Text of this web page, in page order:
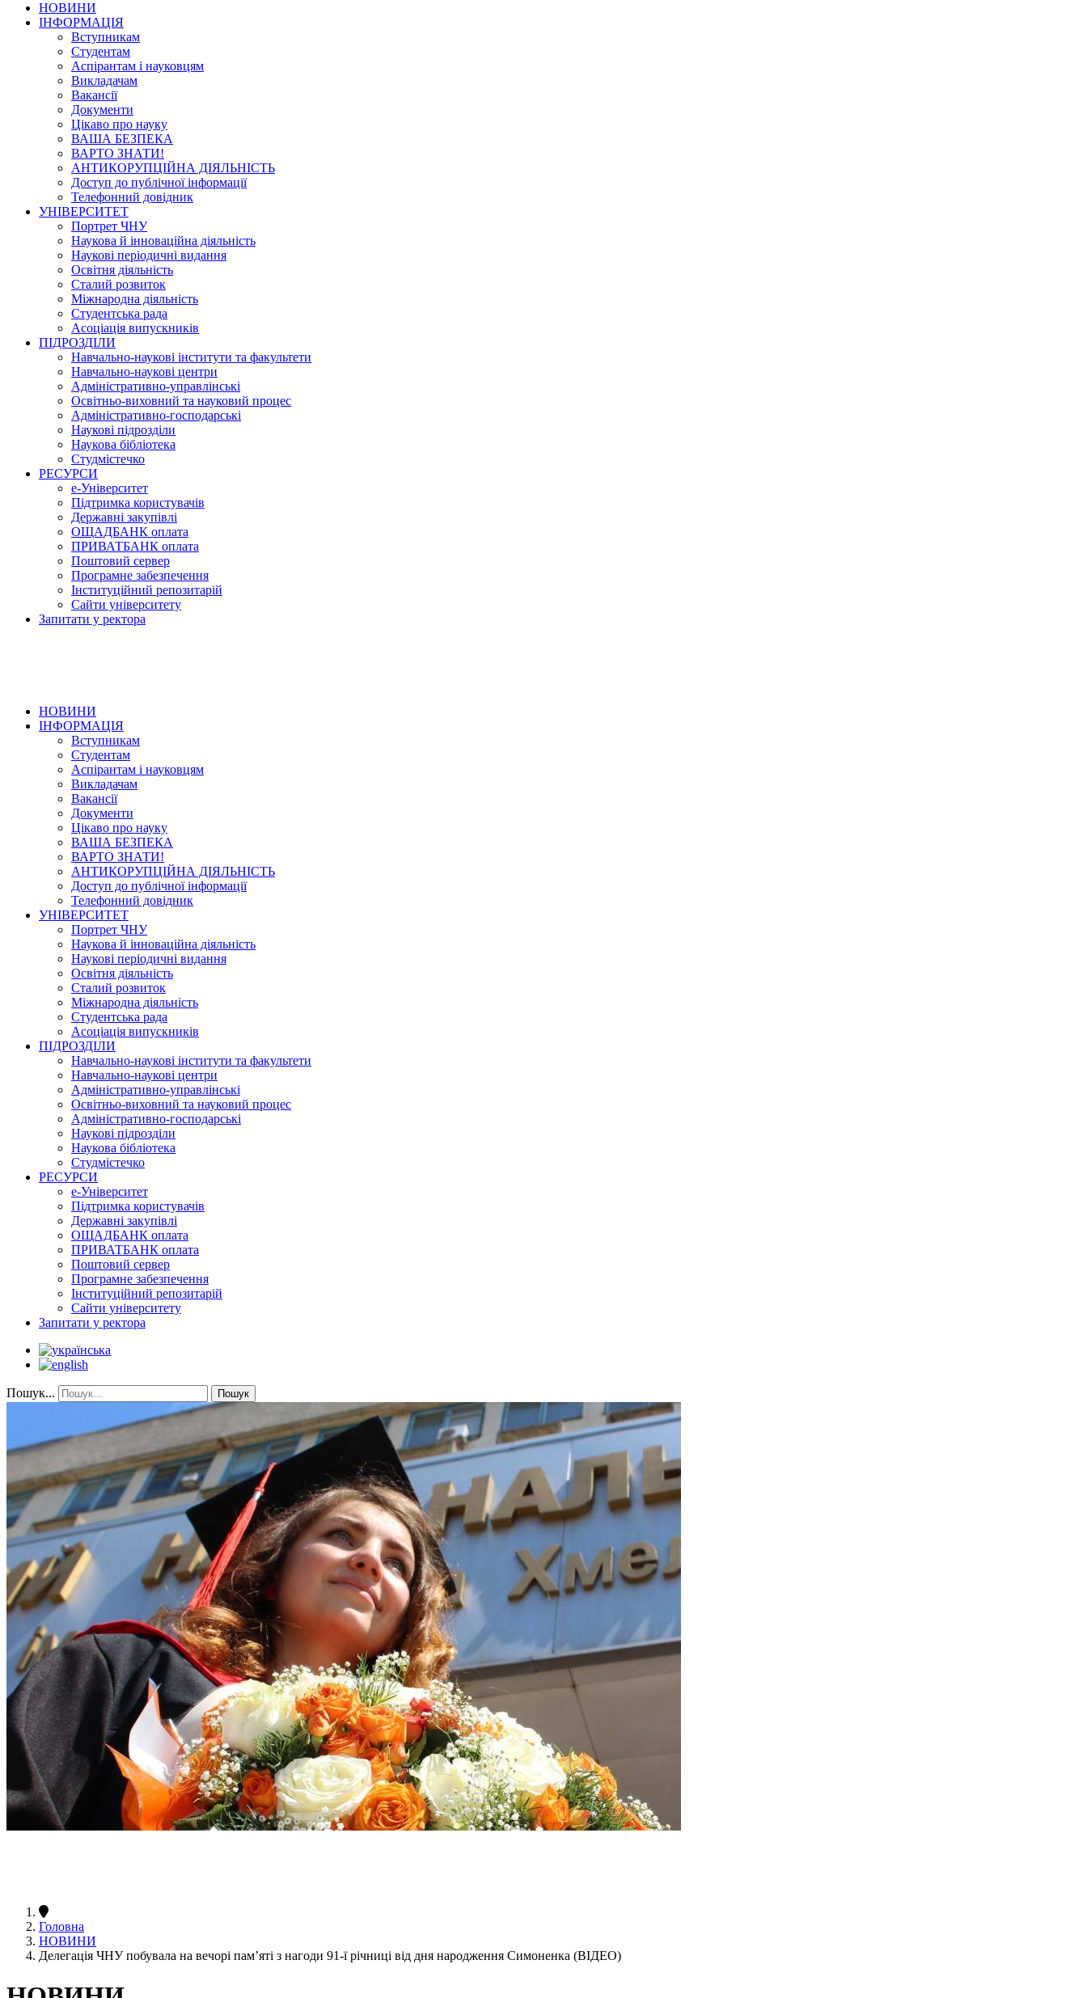
НОВИНИ
ІНФОРМАЦІЯ
Вступникам
Студентам
Аспірантам і науковцям
Викладачам
Вакансії
Документи
Цікаво про науку
ВАША БЕЗПЕКА
ВАРТО ЗНАТИ!
АНТИКОРУПЦІЙНА ДІЯЛЬНІСТЬ
Доступ до публічної інформації
Телефонний довідник
УНІВЕРСИТЕТ
Портрет ЧНУ
Наукова й інноваційна діяльність
Наукові періодичні видання
Освітня діяльність
Сталий розвиток
Міжнародна діяльність
Студентська рада
Асоціація випускників
ПІДРОЗДІЛИ
Навчально-наукові інститути та факультети
Навчально-наукові центри
Адміністративно-управлінські
Освітньо-виховний та науковий процес
Адміністративно-господарські
Наукові підрозділи
Наукова бібліотека
Студмістечко
РЕСУРСИ
е-Університет
Підтримка користувачів
Державні закупівлі
ОЩАДБАНК оплата
ПРИВАТБАНК оплата
Поштовий сервер
Програмне забезпечення
Інституційний репозитарій
Сайти університету
Запитати у ректора
НОВИНИ
ІНФОРМАЦІЯ
Вступникам
Студентам
Аспірантам і науковцям
Викладачам
Вакансії
Документи
Цікаво про науку
ВАША БЕЗПЕКА
ВАРТО ЗНАТИ!
АНТИКОРУПЦІЙНА ДІЯЛЬНІСТЬ
Доступ до публічної інформації
Телефонний довідник
УНІВЕРСИТЕТ
Портрет ЧНУ
Наукова й інноваційна діяльність
Наукові періодичні видання
Освітня діяльність
Сталий розвиток
Міжнародна діяльність
Студентська рада
Асоціація випускників
ПІДРОЗДІЛИ
Навчально-наукові інститути та факультети
Навчально-наукові центри
Адміністративно-управлінські
Освітньо-виховний та науковий процес
Адміністративно-господарські
Наукові підрозділи
Наукова бібліотека
Студмістечко
РЕСУРСИ
е-Університет
Підтримка користувачів
Державні закупівлі
ОЩАДБАНК оплата
ПРИВАТБАНК оплата
Поштовий сервер
Програмне забезпечення
Інституційний репозитарій
Сайти університету
Запитати у ректора
Пошук... Пошук
Головна
НОВИНИ
Делегація ЧНУ побувала на вечорі пам’яті з нагоди 91-ї річниці від дня народження Симоненка (ВІДЕО)